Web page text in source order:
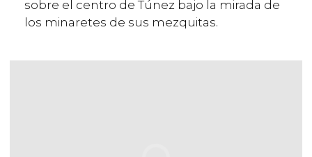
sobre el centro de Túnez bajo la mirada de
los minaretes de sus mezquitas.